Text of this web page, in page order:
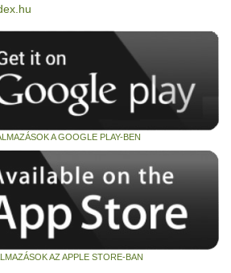
A GOOGLE PLAY-BEN
AZ APPLE STORE-BAN